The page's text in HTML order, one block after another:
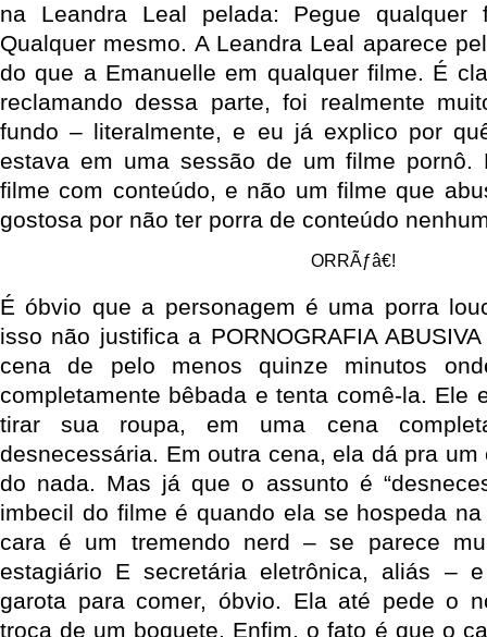
na Leandra Leal pelada: Pegue qualquer
Qualquer mesmo. A Leandra Leal aparece
do que a Emanuelle em qualquer filme. É
reclamando dessa parte, foi realmente
fundo – literalmente, e eu já explico por
estava em uma sessão de um filme pornô.
filme com conteúdo, e não um filme que
gostosa por não ter porra de conteúdo
ORRÃƒâ€!
É óbvio que a personagem é uma porra
isso não justifica a PORNOGRAFIA
cena de pelo menos quinze minutos
completamente bêbada e tenta comê-la. Ele
tirar sua roupa, em uma cena
desnecessária. Em outra cena, ela dá pra
do nada. Mas já que o assunto é
imbecil do filme é quando ela se hospeda
cara é um tremendo nerd – se parece
estagiário E secretária eletrônica, aliás –
garota para comer, óbvio. Ela até pede o
troca de um boquete. Enfim, o fato é que o